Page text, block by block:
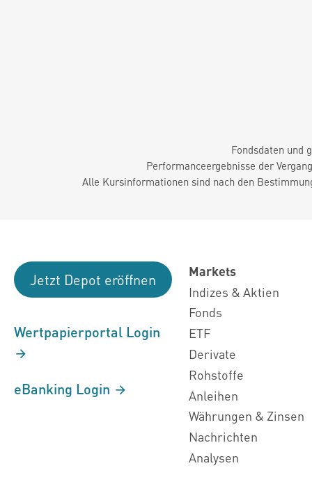
Fondsdaten und
Performanceergebnisse der
Alle Kursinformationen sind nach den
Jetzt Depot eröffnen
Wertpapierportal Login
eBanking Login
Markets
Indizes & Aktien
Fonds
ETF
Derivate
Rohstoffe
Anleihen
Währungen & Zinsen
Nachrichten
Analysen